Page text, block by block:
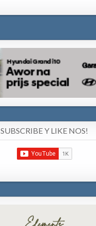
SUBSCRIBE Y LIKE NOS!